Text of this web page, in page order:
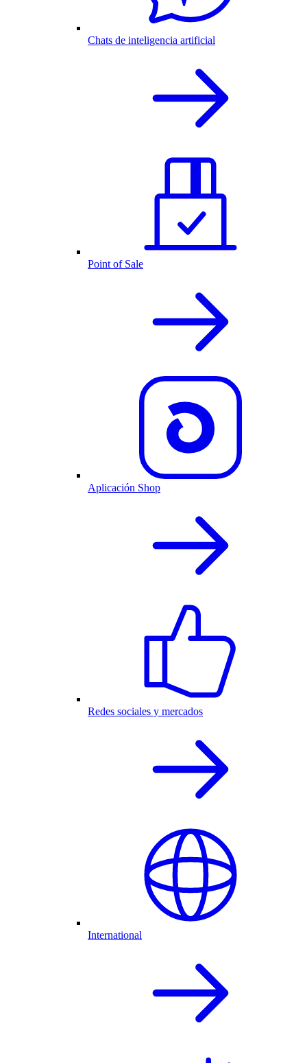
Chats de inteligencia artificial
Point of Sale
Aplicación Shop
Redes sociales y mercados
International